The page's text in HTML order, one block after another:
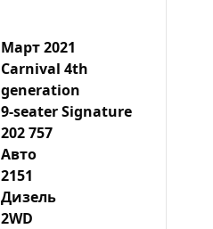
Март 2021
Carnival 4th
generation
9-seater Signature
202 757
Авто
2151
Дизель
2WD